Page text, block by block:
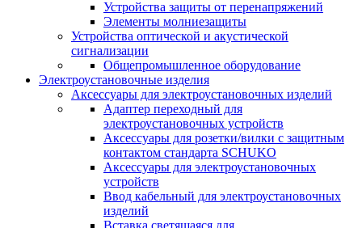
Устройства защиты от перенапряжений
Элементы молниезащиты
Устройства оптической и акустической
сигнализации
Общепромышленное оборудование
Электроустановочные изделия
Аксессуары для электроустановочных изделий
Адаптер переходный для
электроустановочных устройств
Аксессуары для розетки/вилки с защитным
контактом стандарта SCHUKO
Аксессуары для электроустановочных
устройств
Ввод кабельный для электроустановочных
изделий
Вставка светящаяся для